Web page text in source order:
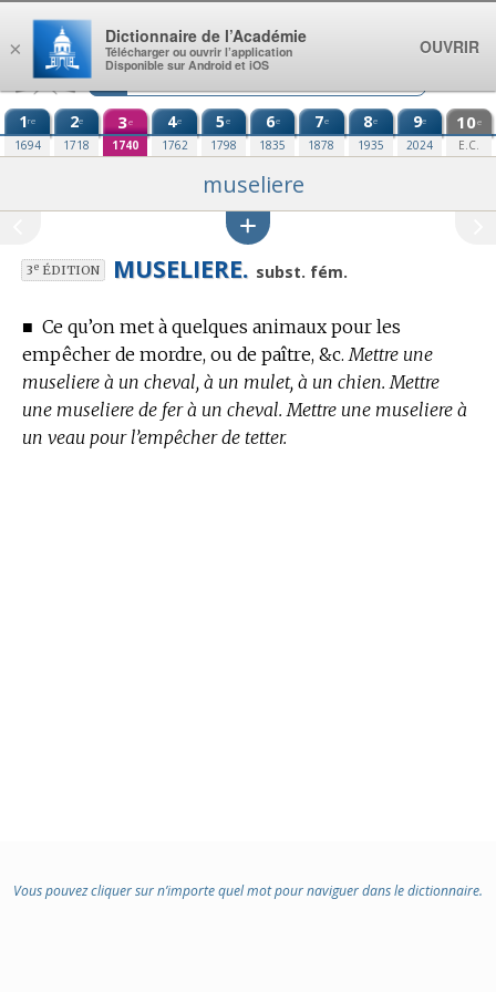
Aller au contenu
1re
1694
2e
1718
3e
1740
4e
1762
5e
1798
6e
1835
7e
1878
8e
1935
9e
2024
10e
E.C.
museliere
3eÉDITION MUSELIERE. subst. fém.
■ Ce qu’on met à quelques animaux pour les
empêcher de mordre, ou de paître, &c. Mettre une
museliere à un cheval, à un mulet, à un chien. Mettre
une museliere de fer à un cheval. Mettre une museliere à
un veau pour l’empêcher de tetter.
Vous pouvez cliquer sur n’importe quel mot pour naviguer dans le dictionnaire.
×
Dictionnaire de l’Académie
Télécharger ou ouvrir l’application
Disponible sur Android et iOS
OUVRIR